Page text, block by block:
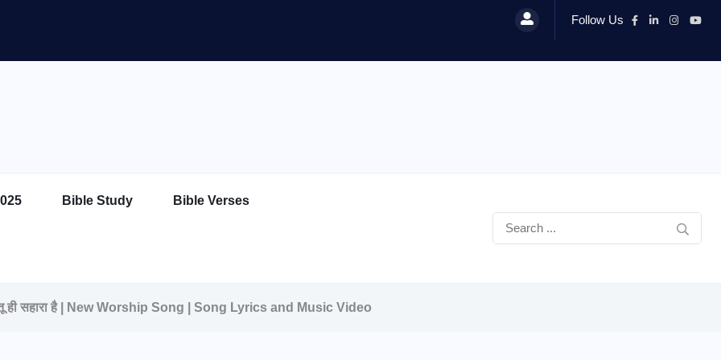
Follow Us
Bible Study Bible Verses
ही सहारा है | New Worship Song | Song Lyrics and Music Video